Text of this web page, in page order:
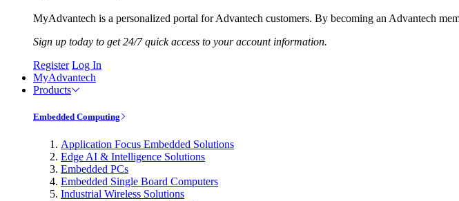
MyAdvantech is a personalized portal for Advantech customers. By becoming an Advantech
Sign up today to get 24/7 quick access to your account information.
Register Log In
MyAdvantech
Products
Embedded Computing
Application Focus Embedded Solutions
Edge AI & Intelligence Solutions
Embedded PCs
Embedded Single Board Computers
Industrial Wireless Solutions